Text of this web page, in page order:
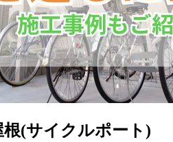
(サイクルポート)